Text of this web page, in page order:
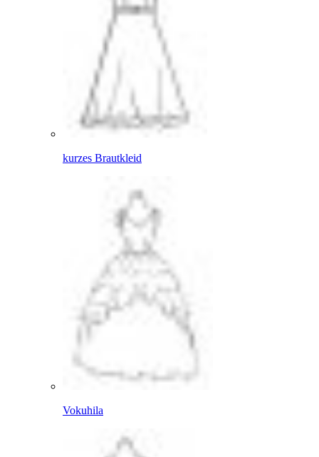
kurzes Brautkleid
Vokuhila